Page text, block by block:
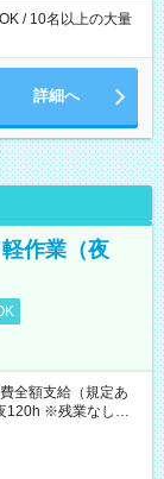
/ 10名以上の大量
詳細へ
作業（夜
全額支給（規定あ
120h ※残業なしの場